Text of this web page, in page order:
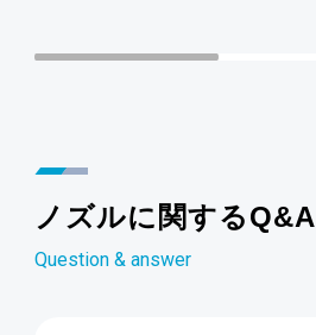
ノズルに関するQ&A
Question & answer